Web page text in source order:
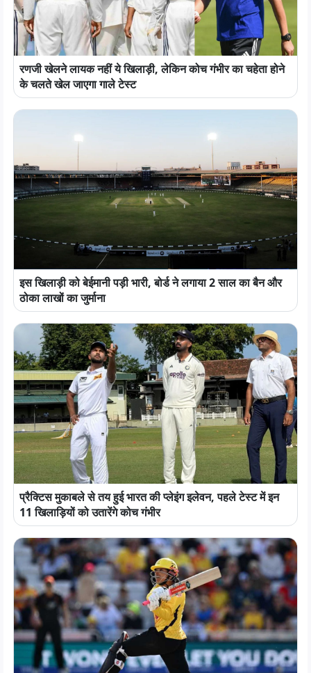
रणजी खेलने लायक नहीं ये खिलाड़ी, लेकिन कोच गंभीर का चहेता होने
के चलते खेल जाएगा गाले टेस्ट
इस खिलाड़ी को बेईमानी पड़ी भारी, बोर्ड ने लगाया 2 साल का बैन और
ठोका लाखों का जुर्माना
प्रैक्टिस मुकाबले से तय हुई भारत की प्लेइंग इलेवन, पहले टेस्ट में इन
11 खिलाड़ियों को उतारेंगे कोच गंभीर